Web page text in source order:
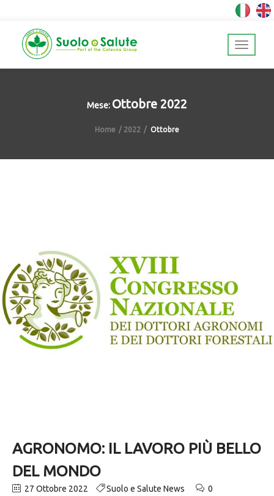
Mese: Ottobre 2022
Home 2022 Ottobre
AGRONOMO: IL LAVORO PIÙ BELLO
DEL MONDO
27 Ottobre 2022 Suolo e Salute News 0